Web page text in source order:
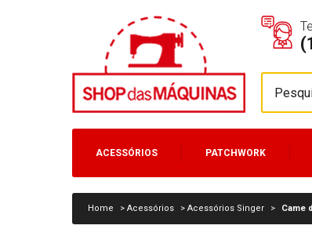
ACESSÓRIOS PATCHWORK
Home > Acessórios > Acessórios Singer > Came